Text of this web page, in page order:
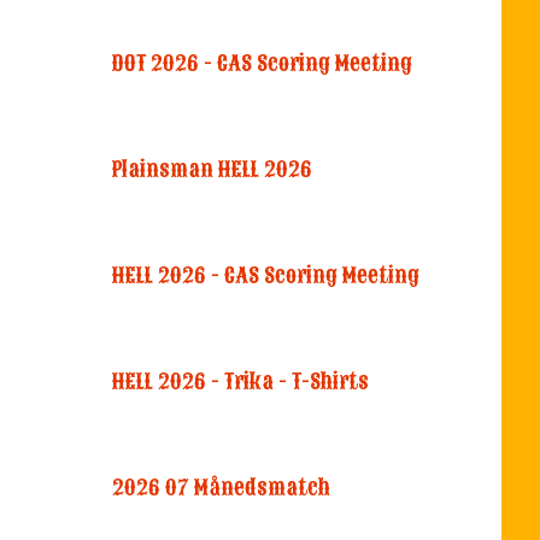
DOT 2026 - CAS Scoring Meeting
Plainsman HELL 2026
HELL 2026 - CAS Scoring Meeting
HELL 2026 - Trika - T-Shirts
2026 07 Månedsmatch